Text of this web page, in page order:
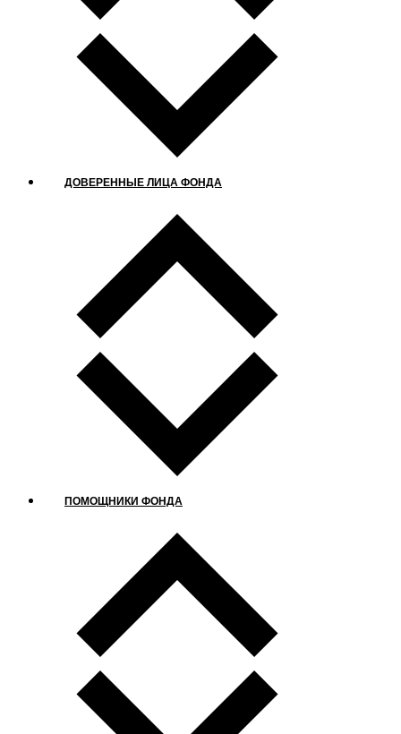
ДОВЕРЕННЫЕ ЛИЦА ФОНДА
ПОМОЩНИКИ ФОНДА